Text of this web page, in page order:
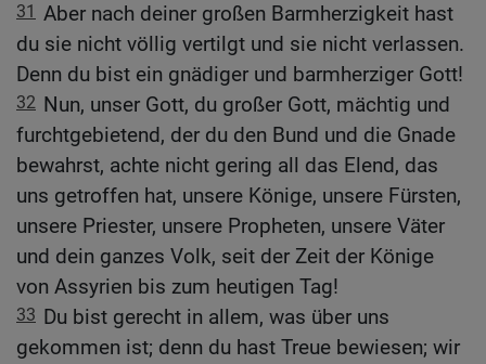
31 Aber nach deiner großen Barmherzigkeit hast
du sie nicht völlig vertilgt und sie nicht verlassen.
Denn du bist ein gnädiger und barmherziger Gott!
32 Nun, unser Gott, du großer Gott, mächtig und
furchtgebietend, der du den Bund und die Gnade
bewahrst, achte nicht gering all das Elend, das
uns getroffen hat, unsere Könige, unsere Fürsten,
unsere Priester, unsere Propheten, unsere Väter
und dein ganzes Volk, seit der Zeit der Könige
von Assyrien bis zum heutigen Tag!
33 Du bist gerecht in allem, was über uns
gekommen ist; denn du hast Treue bewiesen; wir